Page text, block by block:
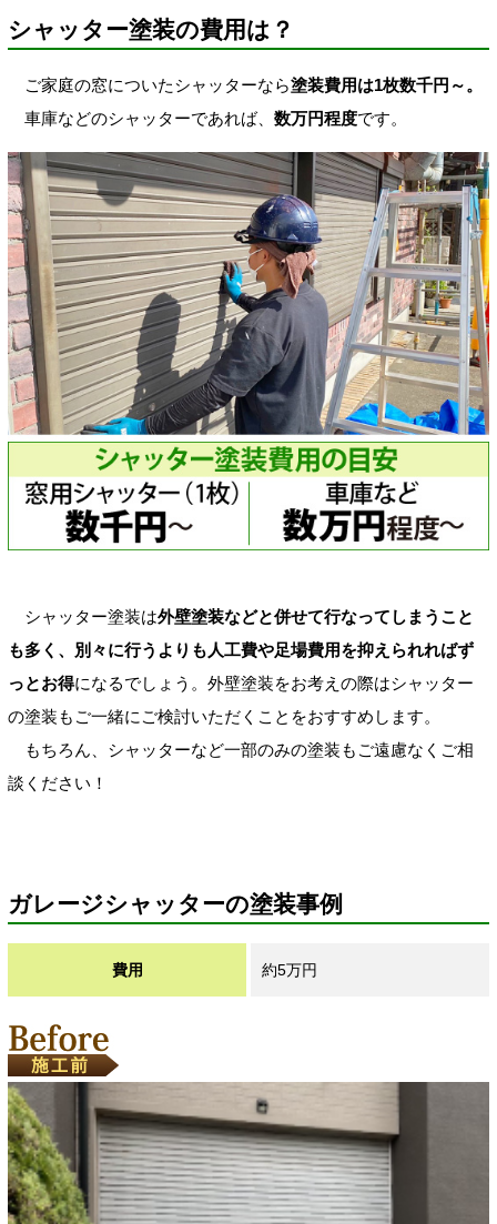
シャッター塗装の費用は？
ご家庭の窓についたシャッターなら塗装費用は1枚数千円～。
車庫などのシャッターであれば、 数万円程度です。
シャッター塗装は外壁塗装などと併せて行なってしまうこと
も多く、別々に行うよりも人工費や足場費用を抑えられればず
っとお得になるでしょう。外壁塗装をお考えの際はシャッター
の塗装もご一緒にご検討いただくことをおすすめします。
もちろん、シャッターなど一部のみの塗装もご遠慮なくご相
談ください！
ガレージシャッターの塗装事例
費用 約5万円